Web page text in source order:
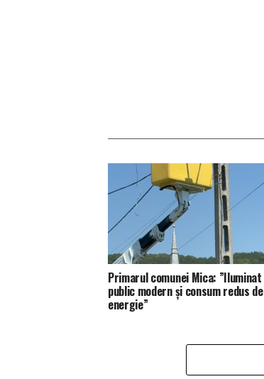
Primarul comunei Mica: ”Iluminat
public modern și consum redus de
energie”